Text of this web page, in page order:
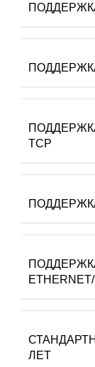
TCP
ЛЕТ